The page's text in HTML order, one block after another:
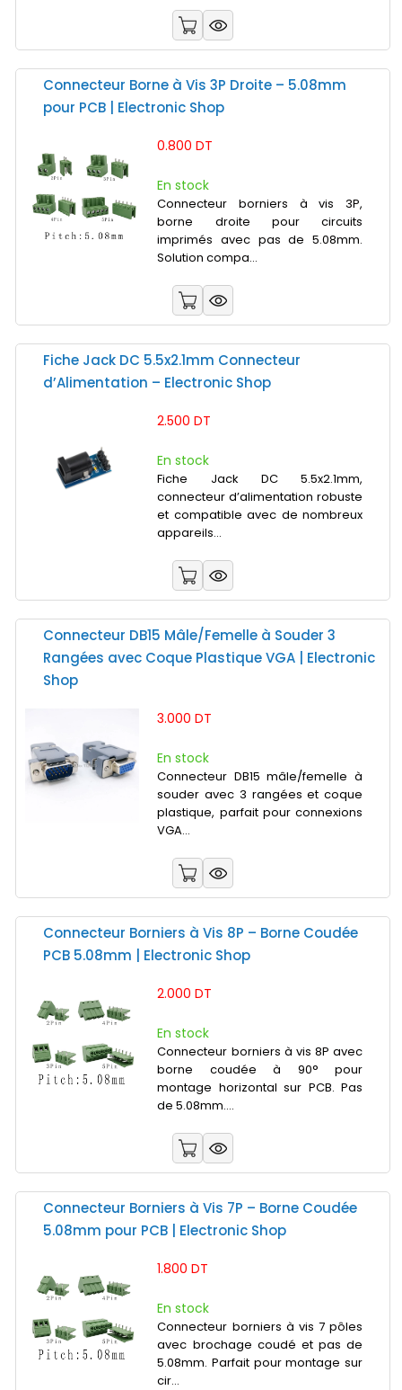
Connecteur Borne à Vis 3P Droite – 5.08mm
pour PCB | Electronic Shop
0.800 DT
En stock
Connecteur borniers à vis 3P,
borne droite pour circuits
imprimés avec pas de 5.08mm.
Solution compa...
Fiche Jack DC 5.5x2.1mm Connecteur
d’Alimentation – Electronic Shop
2.500 DT
En stock
Fiche Jack DC 5.5x2.1mm,
connecteur d’alimentation robuste
et compatible avec de nombreux
appareils...
Connecteur DB15 Mâle/Femelle à Souder 3
Rangées avec Coque Plastique VGA | Electronic
Shop
3.000 DT
En stock
Connecteur DB15 mâle/femelle à
souder avec 3 rangées et coque
plastique, parfait pour connexions
VGA...
Connecteur Borniers à Vis 8P – Borne Coudée
PCB 5.08mm | Electronic Shop
2.000 DT
En stock
Connecteur borniers à vis 8P avec
borne coudée à 90° pour
montage horizontal sur PCB. Pas
de 5.08mm....
Connecteur Borniers à Vis 7P – Borne Coudée
5.08mm pour PCB | Electronic Shop
1.800 DT
En stock
Connecteur borniers à vis 7 pôles
avec brochage coudé et pas de
5.08mm. Parfait pour montage sur
cir...